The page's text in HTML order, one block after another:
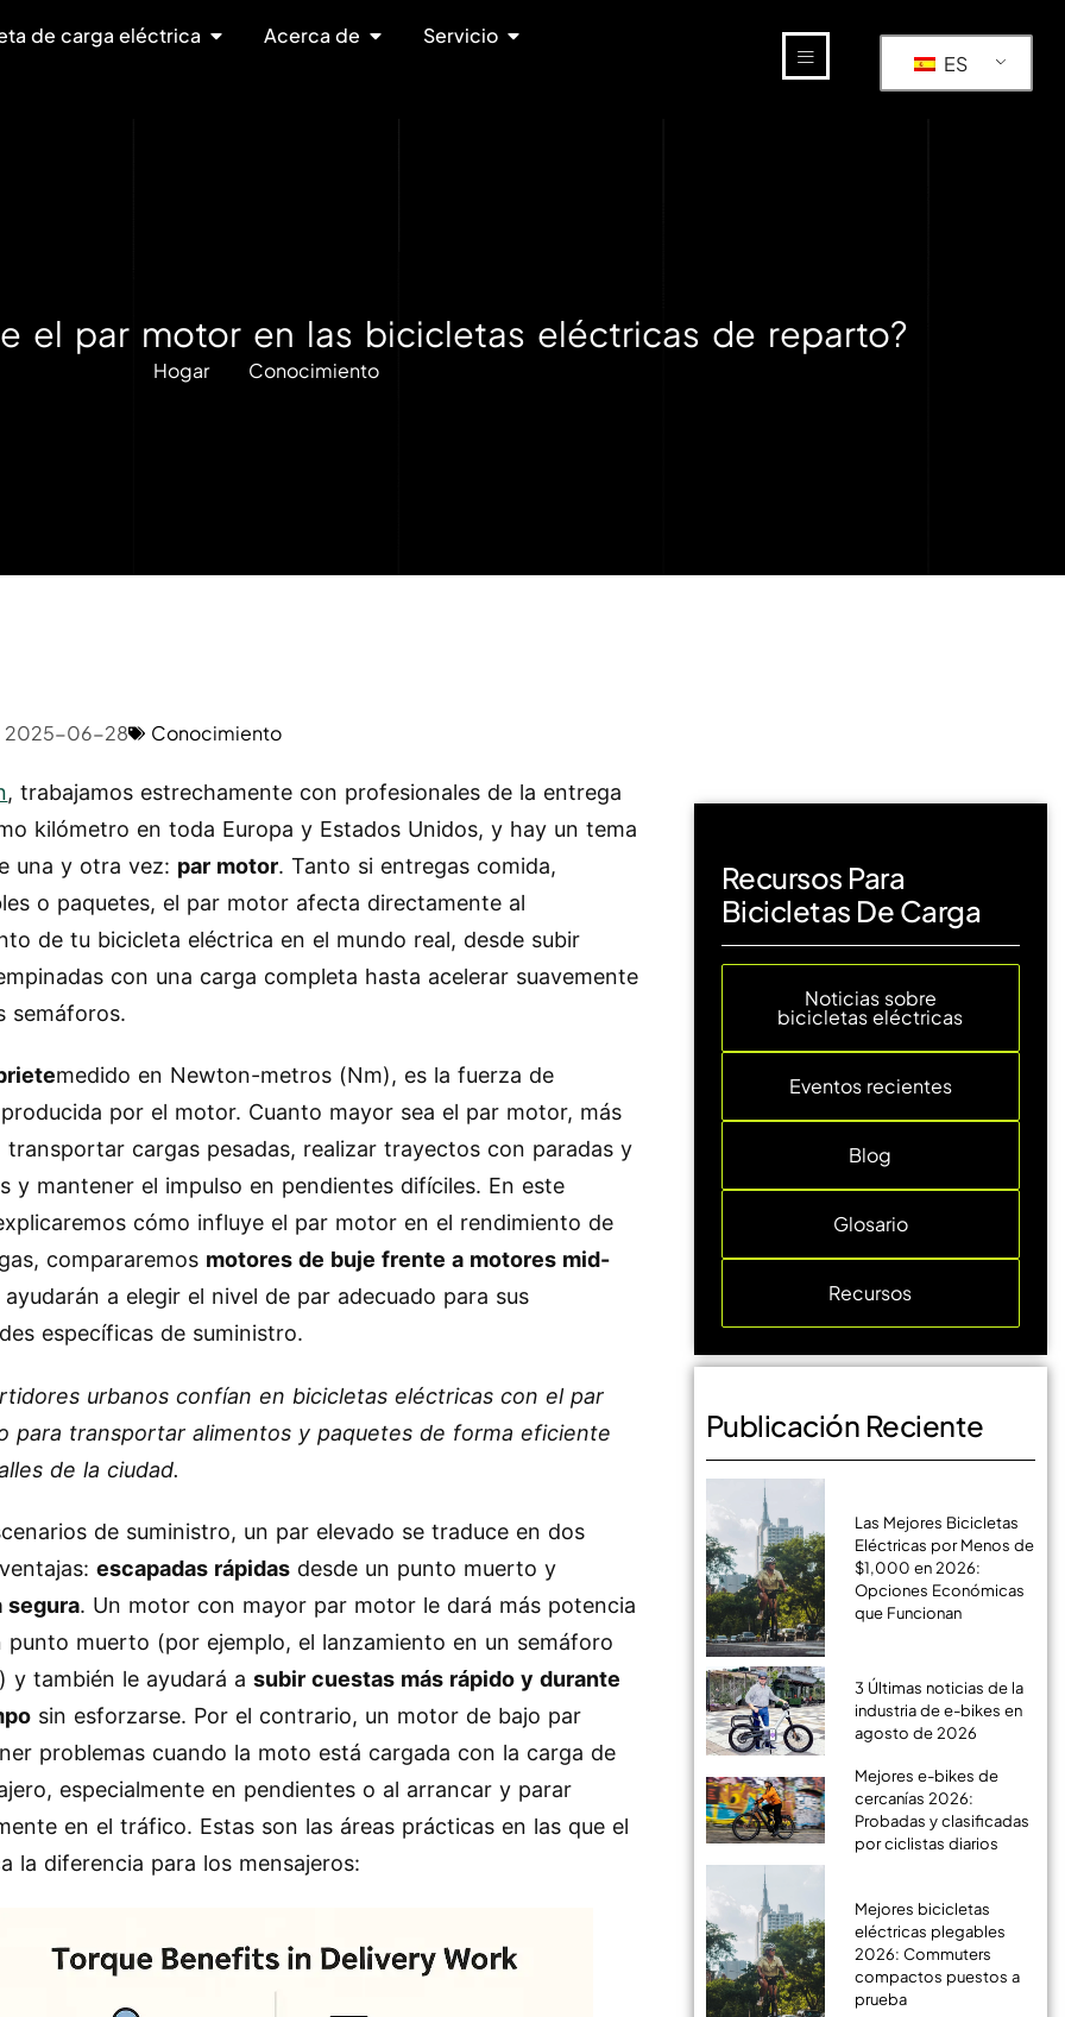
de carga eléctrica Acerca de
Servicio
ES
el par motor en las bicicletas eléctricas de reparto?
Hogar Conocimiento
2025-06-28 Conocimiento
, trabajamos estrechamente con profesionales de la entrega
kilómetro en toda Europa y Estados Unidos, y hay un tema
una y otra vez: par motor. Tanto si entregas comida,
o paquetes, el par motor afecta directamente al
de tu bicicleta eléctrica en el mundo real, desde subir
con una carga completa hasta acelerar suavemente
semáforos.
medido en Newton-metros (Nm), es la fuerza de
por el motor. Cuanto mayor sea el par motor, más
transportar cargas pesadas, realizar trayectos con paradas y
y mantener el impulso en pendientes difíciles. En este
cómo influye el par motor en el rendimiento de
compararemos motores de buje frente a motores mid-
ayudarán a elegir el nivel de par adecuado para sus
específicas de suministro.
urbanos confían en bicicletas eléctricas con el par
para transportar alimentos y paquetes de forma eficiente
de la ciudad.
de suministro, un par elevado se traduce en dos
escapadas rápidas desde un punto muerto y
segura. Un motor con mayor par motor le dará más potencia
punto muerto (por ejemplo, el lanzamiento en un semáforo
y también le ayudará asubir cuestas más rápido y durante
sin esforzarse. Por el contrario, un motor de bajo par
problemas cuando la moto está cargada con la carga de
especialmente en pendientes o al arrancar y parar
en el tráfico. Estas son las áreas prácticas en las que el
la diferencia para los mensajeros:
Recursos Para
Bicicletas De Carga
Noticias sobre
bicicletas eléctricas
Eventos recientes
Blog
Glosario
Recursos
Publicación Reciente
Las Mejores Bicicletas
Eléctricas por Menos de
$1,000 en 2026:
Opciones Económicas
que Funcionan
3 Últimas noticias de la
industria de e-bikes en
agosto de 2026
Mejores e-bikes de
cercanías 2026:
Probadas y clasificadas
por ciclistas diarios
Mejores bicicletas
eléctricas plegables
2026: Commuters
compactos puestos a
prueba